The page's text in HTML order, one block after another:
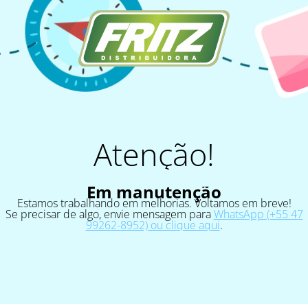
Atenção!
Em manutenção
Estamos trabalhando em melhorias. Voltamos em breve!
Se precisar de algo, envie mensagem paraWhatsApp (+55 47
99262-8952) ou clique aqui.